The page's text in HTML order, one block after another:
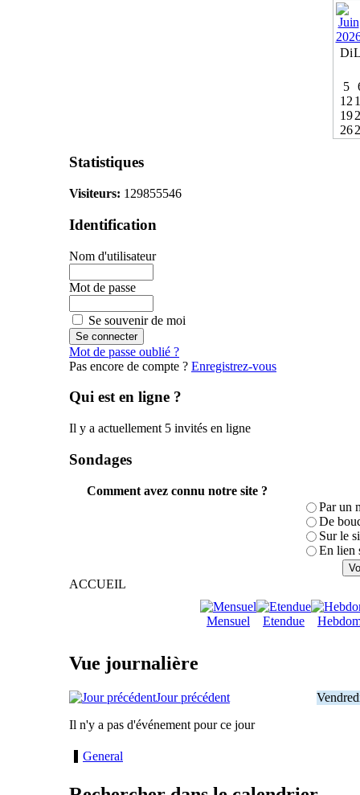
Di
5
12
19
26
Statistiques
Visiteurs: 129855546
Identification
Nom d'utilisateur
Mot de passe
Se souvenir de moi
Mot de passe oublié ?
Pas encore de compte ? Enregistrez-vous
Qui est en ligne ?
Il y a actuellement 5 invités en ligne
Sondages
Comment avez connu notre site ?
Par un
De
Sur le
En lien
ACCUEIL
Mensuel Etendue
Vue journalière
Jour précédent
Il n'y a pas d'événement pour ce jour
General